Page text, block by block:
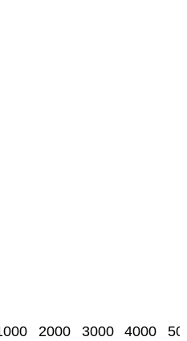
2000 3000 4000